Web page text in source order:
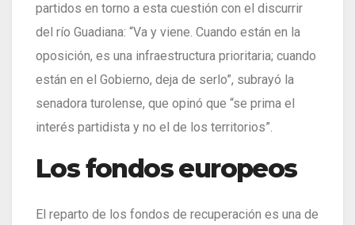
partidos en torno a esta cuestión con el discurrir
del río Guadiana: “Va y viene. Cuando están en la
oposición, es una infraestructura prioritaria; cuando
están en el Gobierno, deja de serlo”, subrayó la
senadora turolense, que opinó que “se prima el
interés partidista y no el de los territorios”.
Los fondos europeos
El reparto de los fondos de recuperación es una de